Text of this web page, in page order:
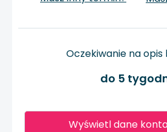
Wyświetl dane
Oczekiwanie na opis
do 5